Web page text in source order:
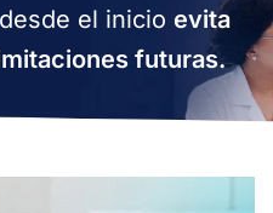
el inicio evita
futuras.